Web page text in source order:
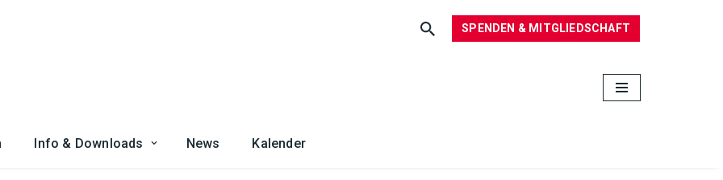
SPENDEN & MITGLIEDSCHAFT
Info & Downloads News Kalender